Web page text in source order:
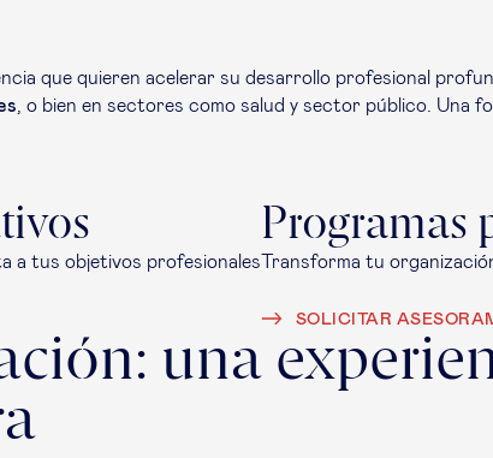
que quieren acelerar su desarrollo profesional
, o bien en sectores como salud y sector público. Una
a tus objetivos profesionales
Programas
Transforma tu
SOLICITAR
una